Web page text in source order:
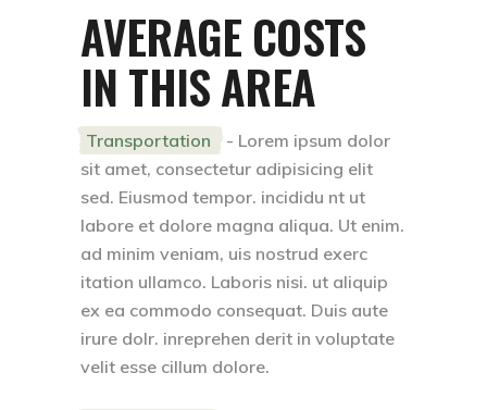
AVERAGE COSTS
IN THIS AREA
Transportation - Lorem ipsum dolor
sit amet, consectetur adipisicing elit
sed. Eiusmod tempor. incididu nt ut
labore et dolore magna aliqua. Ut enim.
ad minim veniam, uis nostrud exerc
itation ullamco. Laboris nisi. ut aliquip
ex ea commodo consequat. Duis aute
irure dolr. inreprehen derit in voluptate
velit esse cillum dolore.